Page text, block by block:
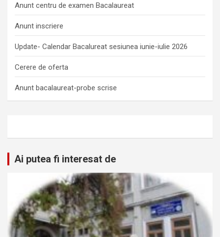
Anunt centru de examen Bacalaureat
Anunt inscriere
Update- Calendar Bacalureat sesiunea iunie-iulie 2026
Cerere de oferta
Anunt bacalaureat-probe scrise
Ai putea fi interesat de